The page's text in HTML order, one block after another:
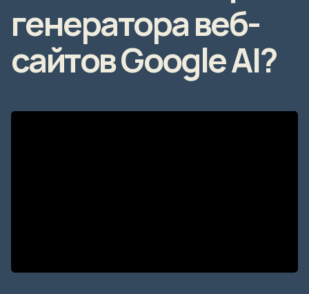
генератора веб-
сайтов Google AI?